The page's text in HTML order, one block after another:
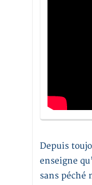
Depuis
enseigne
sans péché